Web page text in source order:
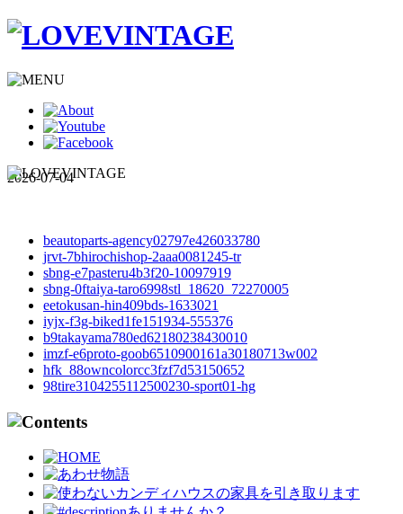
2026-07-04
beautoparts-agency02797e426033780
jrvt-7bhirochishop-2aaa0081245-tr
sbng-e7pasteru4b3f20-10097919
sbng-0ftaiya-taro6998stl_18620_72270005
eetokusan-hin409bds-1633021
iyjx-f3g-biked1fe151934-555376
b9takayama780ed62180238430010
imzf-e6proto-goob6510900161a30180713w002
hfk_88owncolorcc3fzf7d53150652
98tire3104255112500230-sport01-hg